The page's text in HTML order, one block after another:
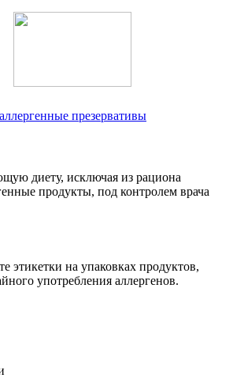
презервативы
диету, исключая из рациона
продукты, под контролем врача
этикетки на упаковках продуктов,
употребления аллергенов.